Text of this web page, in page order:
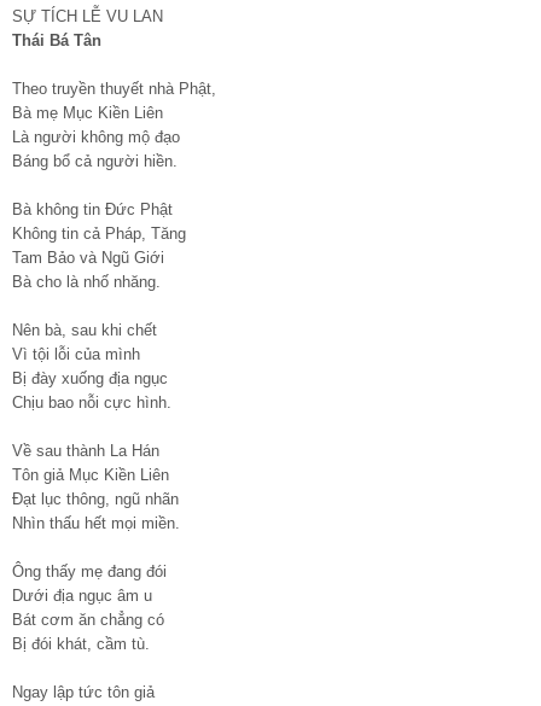
SỰ TÍCH LỄ VU LAN
Thái Bá Tân
Theo truyền thuyết nhà Phật,
Bà mẹ Mục Kiền Liên
Là người không mộ đạo
Báng bổ cả người hiền.
Bà không tin Đức Phật
Không tin cả Pháp, Tăng
Tam Bảo và Ngũ Giới
Bà cho là nhố nhăng.
Nên bà, sau khi chết
Vì tội lỗi của mình
Bị đày xuống địa ngục
Chịu bao nỗi cực hình.
Về sau thành La Hán
Tôn giả Mục Kiền Liên
Đạt lục thông, ngũ nhãn
Nhìn thấu hết mọi miền.
Ông thấy mẹ đang đói
Dưới địa ngục âm u
Bát cơm ăn chẳng có
Bị đói khát, cầm tù.
Ngay lập tức tôn giả